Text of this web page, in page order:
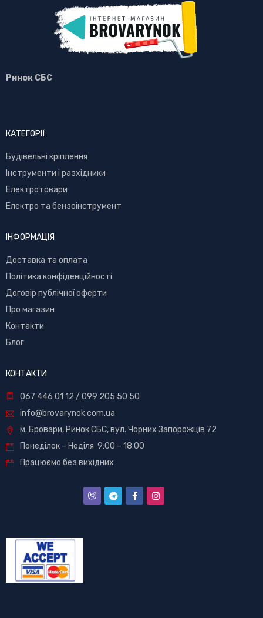
Ринок СБС
КАТЕГОРІЇ
Будівельні кріплення
Інструменти і разхідники
Електротовари
Електро та бензоінструмент
ІНФОРМАЦІЯ
Доставка та оплата
Політика конфіденційності
Договір публічної оферти
Про магазин
Контакти
Блог
КОНТАКТИ
067 446 01 12 / 099 205 50 50
info@brovarynok.com.ua
м. Бровари, Ринок СБС, вул. Чорних Запорожців 72
Понеділок – Неділя 9:00 – 18:00
Працюємо без вихідних